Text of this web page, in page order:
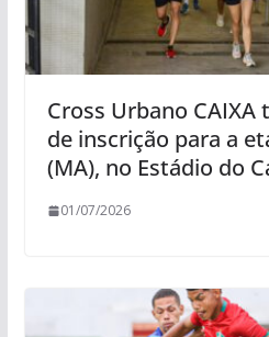
Cross Urbano
de inscrição para a
(MA), no Estádio do
01/07/2026